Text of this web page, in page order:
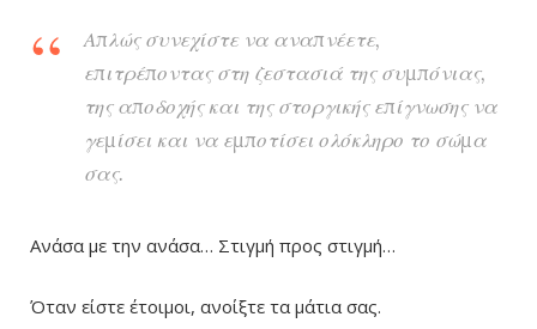
Απλώς συνεχίστε να αναπνέετε,
επιτρέποντας στη ζεστασιά της συμπόνιας,
της αποδοχής και της στοργικής επίγνωσης να
γεμίσει και να εμποτίσει ολόκληρο το σώμα
σας.
Ανάσα με την ανάσα… Στιγμή προς στιγμή…
Όταν είστε έτοιμοι, ανοίξτε τα μάτια σας.